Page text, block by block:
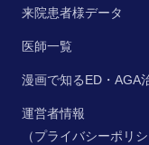
来院患者様データ
医師一覧
漫画で知るED・AGA
運営者情報
（プライバシーポリシ